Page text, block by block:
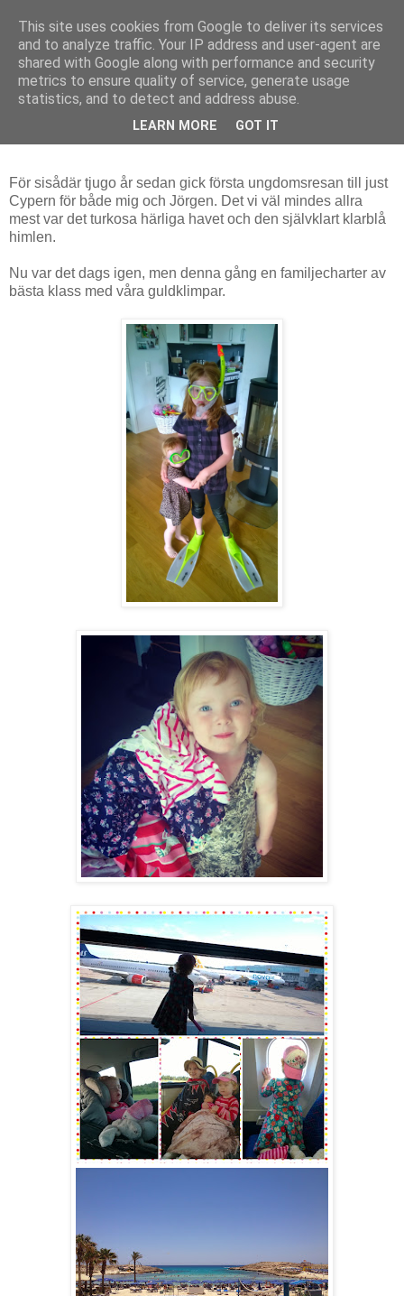
Fias hälsa
söndag 29 juni 2014
Ayia Napa, Cypern
För sisådär tjugo år sedan gick första ungdomsresan till just
Cypern för både mig och Jörgen. Det vi väl mindes allra
mest var det turkosa härliga havet och den självklart klarblå
himlen.
Nu var det dags igen, men denna gång en familjecharter av
bästa klass med våra guldklimpar.
This site uses cookies from Google to deliver its services
and to analyze traffic. Your IP address and user-agent are
shared with Google along with performance and security
metrics to ensure quality of service, generate usage
statistics, and to detect and address abuse.
LEARN MORE GOT IT